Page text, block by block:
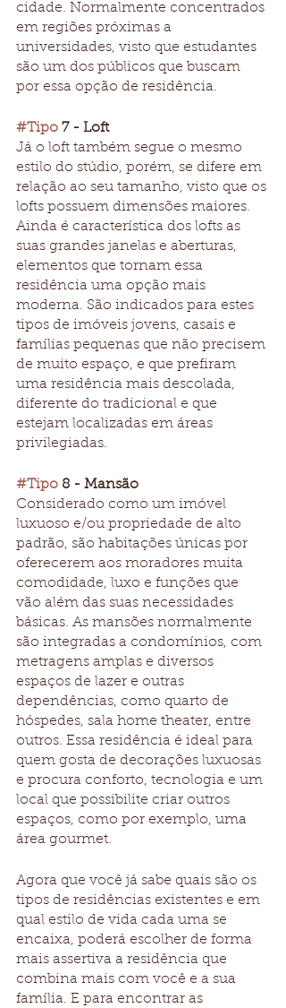
cidade. Normalmente concentrados
em regiões próximas a
universidades, visto que estudantes
são um dos públicos que buscam
por essa opção de residência.
#Tipo 7 - Loft
Já o loft também segue o mesmo
estilo do stúdio, porém, se difere em
relação ao seu tamanho, visto que os
lofts possuem dimensões maiores.
Ainda é característica dos lofts as
suas grandes janelas e aberturas,
elementos que tornam essa
residência uma opção mais
moderna. São indicados para estes
tipos de imóveis jovens, casais e
famílias pequenas que não precisem
de muito espaço, e que prefiram
uma residência mais descolada,
diferente do tradicional e que
estejam localizadas em áreas
privilegiadas.
#Tipo 8 - Mansão
Considerado como um imóvel
luxuoso e/ou propriedade de alto
padrão, são habitações únicas por
oferecerem aos moradores muita
comodidade, luxo e funções que
vão além das suas necessidades
básicas. As mansões normalmente
são integradas a condomínios, com
metragens amplas e diversos
espaços de lazer e outras
dependências, como quarto de
hóspedes, sala home theater, entre
outros. Essa residência é ideal para
quem gosta de decorações luxuosas
e procura conforto, tecnologia e um
local que possibilite criar outros
espaços, como por exemplo, uma
área gourmet.
Agora que você já sabe quais são os
tipos de residências existentes e em
qual estilo de vida cada uma se
encaixa, poderá escolher de forma
mais assertiva a residência que
combina mais com você e a sua
família. E para encontrar as